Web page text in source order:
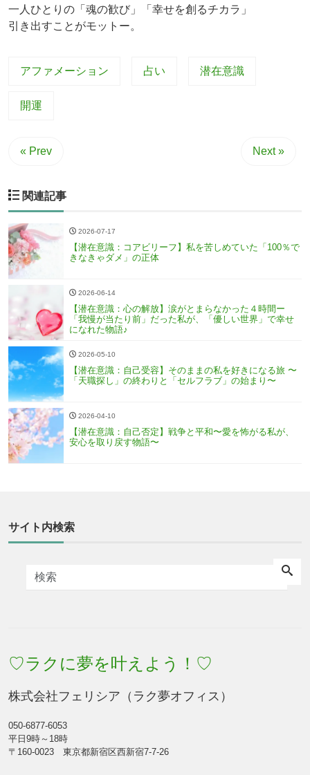
一人ひとりの「魂の歓び」「幸せを創るチカラ」
引き出すことがモットー。
アファメーション 占い 潜在意識
開運
« Prev Next »
関連記事
2026-07-17
【潜在意識：コアビリーフ】私を苦しめていた「100％で
きなきゃダメ」の正体
2026-06-14
【潜在意識：心の解放】涙がとまらなかった４時間ー
「我慢が当たり前」だった私が、「優しい世界」で幸せ
になれた物語♪
2026-05-10
【潜在意識：自己受容】そのままの私を好きになる旅 〜
「天職探し」の終わりと「セルフラブ」の始まり〜
2026-04-10
【潜在意識：自己否定】戦争と平和〜愛を怖がる私が、
安心を取り戻す物語〜
サイト内検索
♡ラクに夢を叶えよう！♡
株式会社フェリシア（ラク夢オフィス）
050-6877-6053
平日9時～18時
〒160-0023 東京都新宿区西新宿7-7-26